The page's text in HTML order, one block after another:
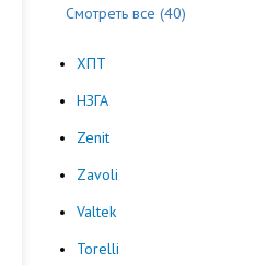
Смотреть все (40)
ХПТ
НЗГА
Zenit
Zavoli
Valtek
Torelli